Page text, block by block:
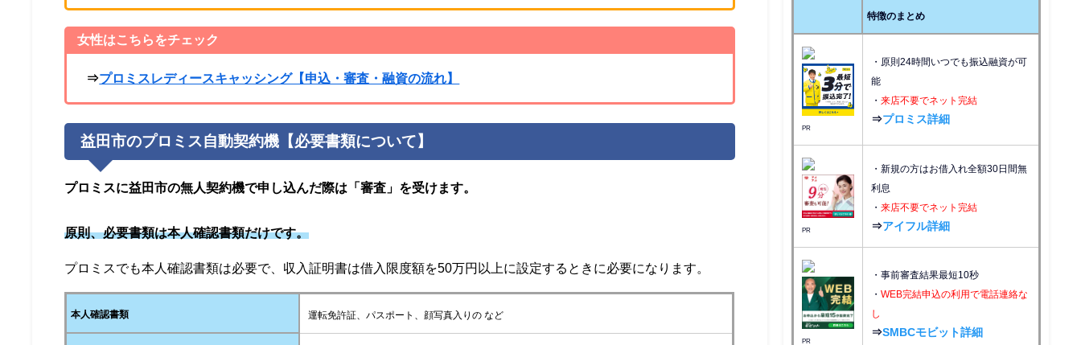
女性はこちらをチェック
⇒プロミスレディースキャッシング【申込・審査・融資の流れ】
益田市のプロミス自動契約機【必要書類について】
プロミスに益田市の無人契約機で申し込んだ際は「審査」を受けます。
原則、必要書類は本人確認書類だけです。
プロミスでも本人確認書類は必要で、収入証明書は借入限度額を50万円以上に設定するときに必要になります。
本人確認書類 運転免許証、パスポート、顔写真入りの など
特徴のまとめ
PR
・原則24時間いつでも振込融資が可
能
・ 来店不要でネット完結
⇒プロミス詳細
PR
・新規の方はお借入れ全額30日間無
利息
・ 来店不要でネット完結
⇒アイフル詳細
PR
・事前審査結果最短10秒
・ WEB完結申込の利用で電話連絡な
し
⇒SMBCモビット詳細